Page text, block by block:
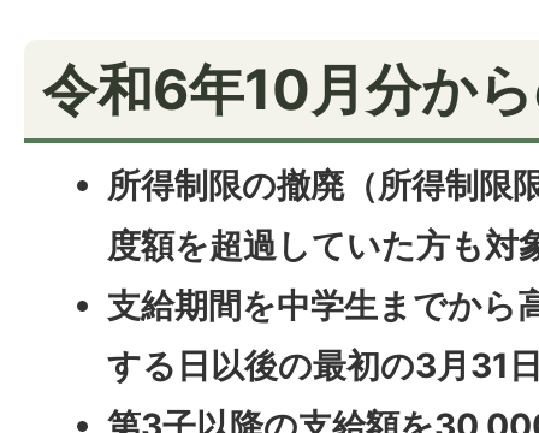
令和6年10月分か
所得制限の撤廃（所得制限
度額を超過していた方も対
支給期間を中学生までから
する日以後の最初の3月31